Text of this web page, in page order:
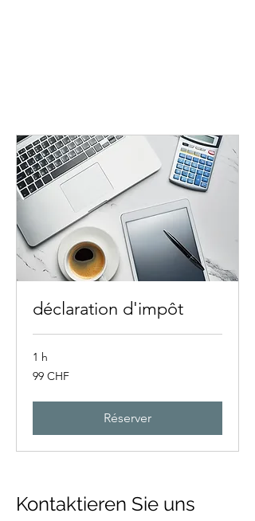
déclaration d'impôt
1 h
99
francs
99 CHF
Réserver
Kontaktieren Sie uns